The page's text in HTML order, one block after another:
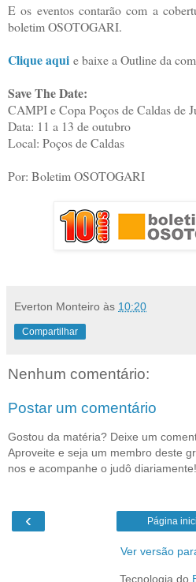
E os eventos contarão com a
boletim OSOTOGARI.
Clique aqui e baixe a Outline da
Save The Date:
CAMPI e Copa Poços de Caldas de
Data: 11 a 13 de outubro
Local: Poços de Caldas
Por: Boletim OSOTOGARI
Everton Monteiro às 10:20
Compartilhar
Nenhum comentário:
Postar um comentário
Gostou da matéria? Deixe um
Aproveite e seja um membro deste
nos e acompanhe o judô diariamente!
‹ Página
Ver versão
Tecnologia do